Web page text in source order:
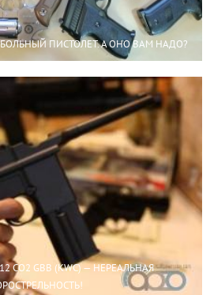
ПИСТОЛЕТ. А ОНО ВАМ НАДО?
CO2 GBB (KWC) — НЕРЕАЛЬНАЯ